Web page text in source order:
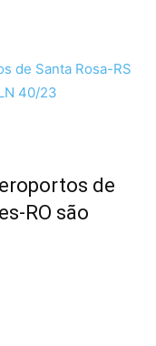
de
RO são